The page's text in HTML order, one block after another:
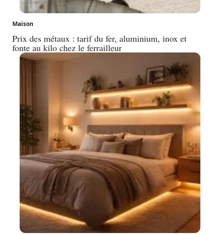
Maison
Prix des métaux : tarif du fer, aluminium, inox et
fonte au kilo chez le ferrailleur